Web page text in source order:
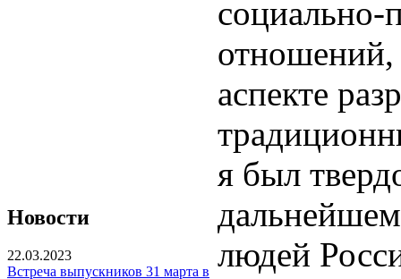
Новости
22.03.2023
Встреча выпускников 31 марта в
социально-
отношений,
аспекте
я был
людей